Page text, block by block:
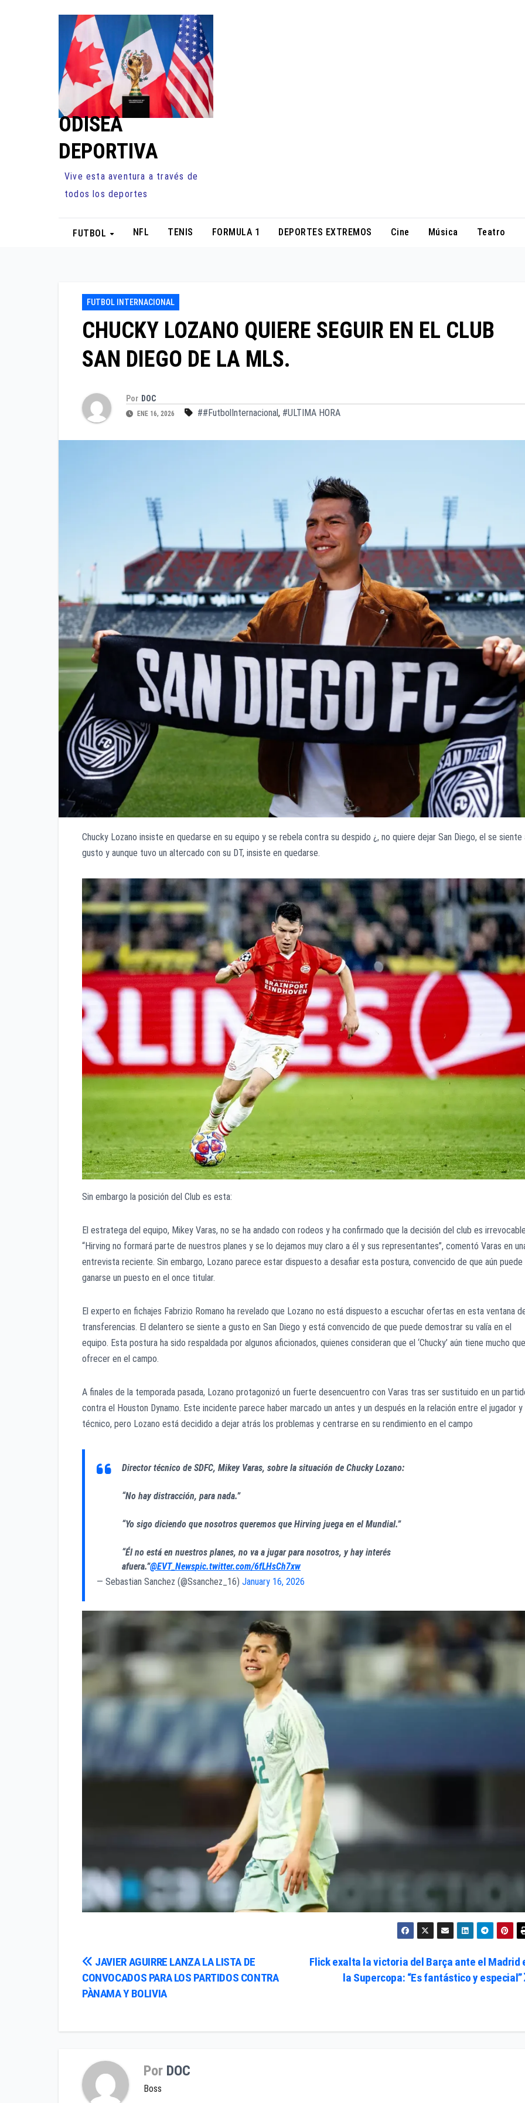
ODISEA
DEPORTIVA
Vive esta aventura a través de
todos los deportes
FUTBOL NFL TENIS FORMULA 1 DEPORTES EXTREMOS Cine Música Teatro
FUTBOL INTERNACIONAL
CHUCKY LOZANO QUIERE SEGUIR EN EL CLUB
SAN DIEGO DE LA MLS.
Por DOC
ENE 16, 2026 ##FutbolInternacional, #ULTIMA HORA
Chucky Lozano insiste en quedarse en su equipo y se rebela contra su despido ¿, no quiere dejar San Diego, el se siente
gusto y aunque tuvo un altercado con su DT, insiste en quedarse.
Sin embargo la posición del Club es esta:
El estratega del equipo, Mikey Varas, no se ha andado con rodeos y ha confirmado que la decisión del club es
“Hirving no formará parte de nuestros planes y se lo dejamos muy claro a él y sus representantes”, comentó Varas en
entrevista reciente. Sin embargo, Lozano parece estar dispuesto a desafiar esta postura, convencido de que aún puede
ganarse un puesto en el once titular.
El experto en fichajes Fabrizio Romano ha revelado que Lozano no está dispuesto a escuchar ofertas en esta ventana
transferencias. El delantero se siente a gusto en San Diego y está convencido de que puede demostrar su valía en el
equipo. Esta postura ha sido respaldada por algunos aficionados, quienes consideran que el ‘Chucky’ aún tiene mucho que
ofrecer en el campo.
A finales de la temporada pasada, Lozano protagonizó un fuerte desencuentro con Varas tras ser sustituido en un
contra el Houston Dynamo. Este incidente parece haber marcado un antes y un después en la relación entre el jugador y
técnico, pero Lozano está decidido a dejar atrás los problemas y centrarse en su rendimiento en el campo
Director técnico de SDFC, Mikey Varas, sobre la situación de Chucky Lozano:
“No hay distracción, para nada.”
“Yo sigo diciendo que nosotros queremos que Hirving juega en el Mundial.”
“Él no está en nuestros planes, no va a jugar para nosotros, y hay interés
afuera.”@EVT_Newspic.twitter.com/6fLHsCh7xw
— Sebastian Sanchez (@Ssanchez_16) January 16, 2026
Navegación
de
Flick exalta la victoria del Barça ante el Madrid
la Supercopa: “Es fantástico y especial”
JAVIER AGUIRRE LANZA LA LISTA DE
CONVOCADOS PARA LOS PARTIDOS CONTRA
PÀNAMA Y BOLIVIA
Por DOC
Boss